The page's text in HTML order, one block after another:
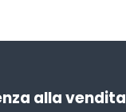
alla vendita